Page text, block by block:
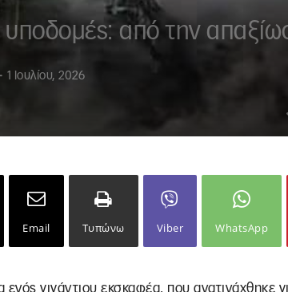
υποδομές: από την
1 Ιουλίου, 2026
Email Τυπώνω Viber WhatsApp
ενός γιγάντιου εκσκαφέα, που ανατινάχθηκε